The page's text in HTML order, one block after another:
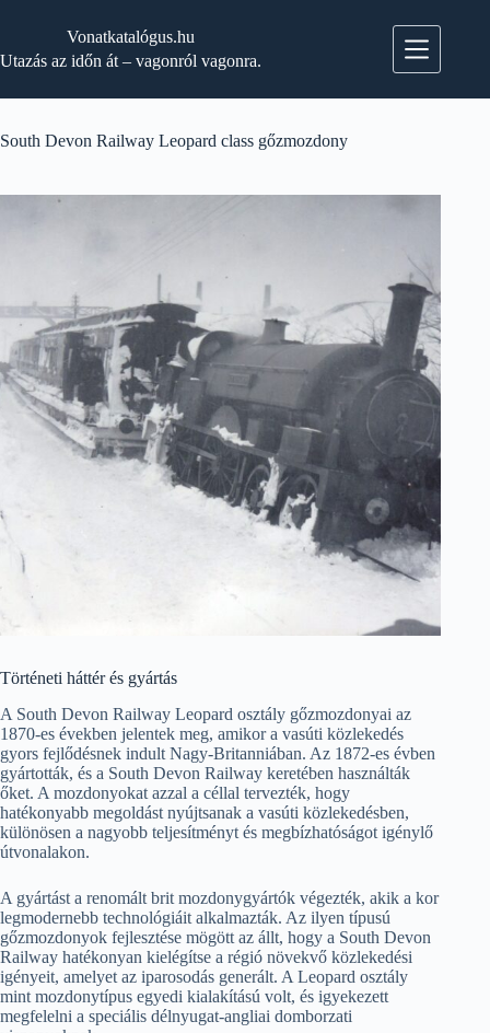
Vonatkatalógus.hu
Utazás az időn át – vagonról vagonra.
South Devon Railway Leopard class gőzmozdony
Történeti háttér és gyártás
A South Devon Railway Leopard osztály gőzmozdonyai az
1870-es években jelentek meg, amikor a vasúti közlekedés
gyors fejlődésnek indult Nagy-Britanniában. Az 1872-es évben
gyártották, és a South Devon Railway keretében használták
őket. A mozdonyokat azzal a céllal tervezték, hogy
hatékonyabb megoldást nyújtsanak a vasúti közlekedésben,
különösen a nagyobb teljesítményt és megbízhatóságot igénylő
útvonalakon.
A gyártást a renomált brit mozdonygyártók végezték, akik a kor
legmodernebb technológiáit alkalmazták. Az ilyen típusú
gőzmozdonyok fejlesztése mögött az állt, hogy a South Devon
Railway hatékonyan kielégítse a régió növekvő közlekedési
igényeit, amelyet az iparosodás generált. A Leopard osztály
mint mozdonytípus egyedi kialakítású volt, és igyekezett
megfelelni a speciális délnyugat-angliai domborzati